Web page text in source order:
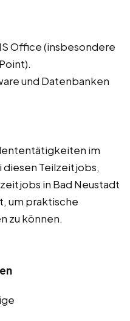
Office (insbesondere
und Datenbanken
im
Teilzeitjobs,
in Bad Neustadt
um praktische
zu können.